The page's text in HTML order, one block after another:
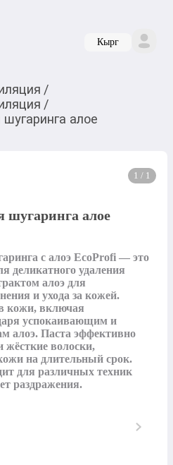
Кырг
/
/
алое
1 / 1
шугаринга алое
с алоэ EcoProfi — это
деликатного удаления
алоэ для
и ухода за кожей.
кожи, включая
успокаивающим и
алоэ. Паста эффективно
жёсткие волоски,
на длительный срок.
для различных техник
раздражения.